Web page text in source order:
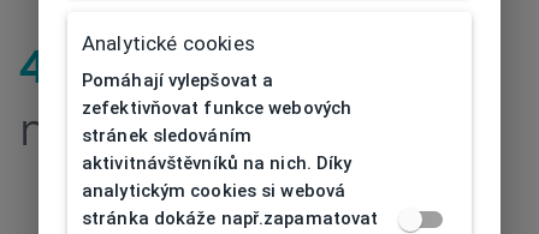
404| Stránka
nenalezena
Analytické cookies
Pomáhají vylepšovat a
zefektivňovat funkce webových
stránek sledováním
aktivitnávštěvníků na nich. Díky
analytickým cookies si webová
stránka dokáže např.zapamatovat